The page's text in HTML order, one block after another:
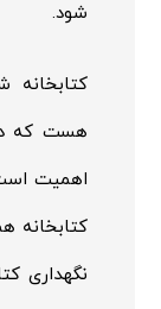
شود.
هست که در
اهمیت
کتابخانه
نگهداری